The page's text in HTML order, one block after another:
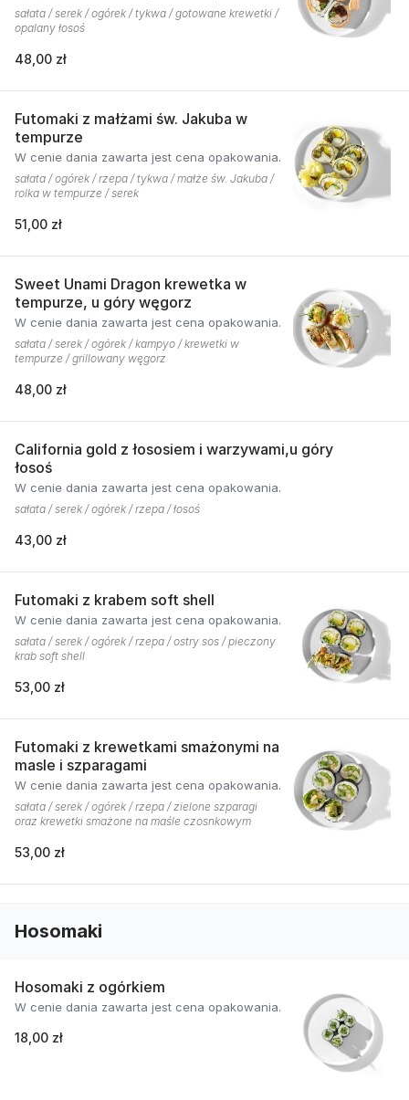
sałata / serek / ogórek / tykwa / gotowane krewetki /
opalany łosoś
48,00 zł
Futomaki z małżami św. Jakuba w
tempurze
W cenie dania zawarta jest cena opakowania.
sałata / ogórek / rzepa / tykwa / małże św. Jakuba /
rolka w tempurze / serek
51,00 zł
Sweet Unami Dragon krewetka w
tempurze, u góry węgorz
W cenie dania zawarta jest cena opakowania.
sałata / serek / ogórek / kampyo / krewetki w
tempurze / grillowany węgorz
48,00 zł
California gold z łososiem i warzywami,u góry
łosoś
W cenie dania zawarta jest cena opakowania.
sałata / serek / ogórek / rzepa / łosoś
43,00 zł
Futomaki z krabem soft shell
W cenie dania zawarta jest cena opakowania.
sałata / serek / ogórek / rzepa / ostry sos / pieczony
krab soft shell
53,00 zł
Futomaki z krewetkami smażonymi na
masle i szparagami
W cenie dania zawarta jest cena opakowania.
sałata / serek / ogórek / rzepa / zielone szparagi
oraz krewetki smażone na maśle czosnkowym
53,00 zł
Hosomaki
Hosomaki z ogórkiem
W cenie dania zawarta jest cena opakowania.
18,00 zł